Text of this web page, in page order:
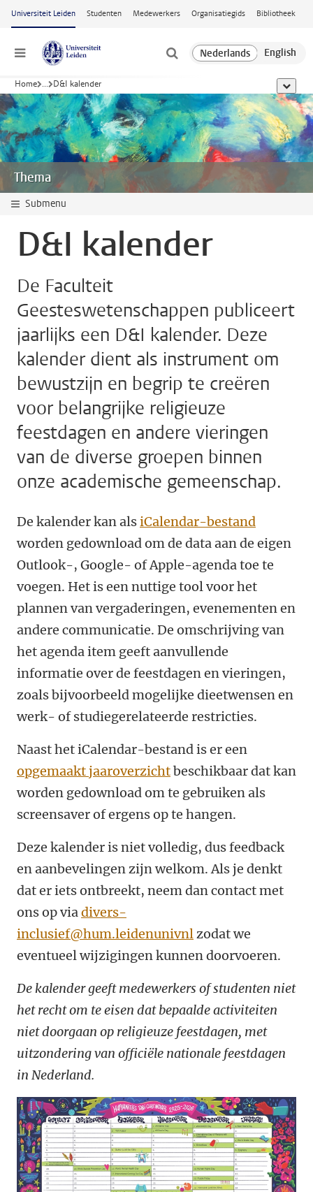
Ga naar hoofdinhoud
Universiteit Leiden Studenten Medewerkers Organisatiegids Bibliotheek
Menu
Home ... D&I kalender toon
Thema
Submenu
D&I kalender
De Faculteit
Geesteswetenschappen publiceert
jaarlijks een D&I kalender. Deze
kalender dient als instrument om
bewustzijn en begrip te creëren
voor belangrijke religieuze
feestdagen en andere vieringen
van de diverse groepen binnen
onze academische gemeenschap.
De kalender kan alsiCalendar-bestand
worden gedownload om de data aan de eigen
Outlook-, Google- of Apple-agenda toe te
voegen. Het is een nuttige tool voor het
plannen van vergaderingen, evenementen en
andere communicatie. De omschrijving van
het agenda item geeft aanvullende
informatie over de feestdagen en vieringen,
zoals bijvoorbeeld mogelijke dieetwensen en
werk- of studiegerelateerde restricties.
Naast het iCalendar-bestand is er een
opgemaakt jaaroverzichtbeschikbaar dat kan
worden gedownload om te gebruiken als
screensaver of ergens op te hangen.
Deze kalender is niet volledig, dus feedback
en aanbevelingen zijn welkom. Als je denkt
dat er iets ontbreekt, neem dan contact met
ons op viadivers-
inclusief@hum.leidenunivnlzodat we
eventueel wijzigingen kunnen doorvoeren.
De kalender geeft medewerkers of studenten niet
het recht om te eisen dat bepaalde activiteiten
niet doorgaan op religieuze feestdagen, met
uitzondering van officiële nationale feestdagen
in Nederland.